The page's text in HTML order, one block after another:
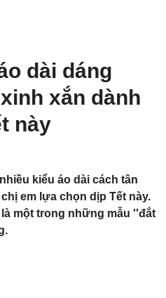
dài dáng
xắn dành
này
kiểu áo dài cách tân
em lựa chọn dịp Tết này.
một trong những mẫu ''đắt